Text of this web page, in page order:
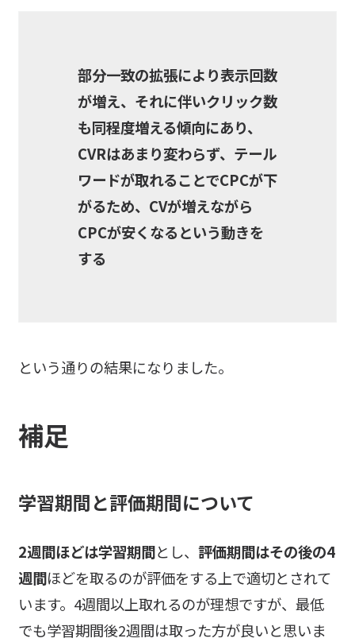
部分一致の拡張により表示回数
が増え、それに伴いクリック数
も同程度増える傾向にあり、
CVRはあまり変わらず、テール
ワードが取れることでCPCが下
がるため、CVが増えながら
CPCが安くなるという動きを
する
という通りの結果になりました。
補足
学習期間と評価期間について
2週間ほどは学習期間とし、 評価期間はその後の4
週間ほどを取るのが評価をする上で適切とされて
います。4週間以上取れるのが理想ですが、最低
でも学習期間後2週間は取った方が良いと思いま